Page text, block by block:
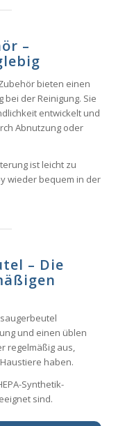
–
bieten einen
der Reinigung. Sie
entwickelt und
Abnutzung oder
ist leicht zu
wieder bequem in der
– Die
und einen üblen
regelmäßig aus,
haben.
Synthetik-
sind.